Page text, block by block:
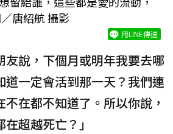
唐紹航 攝影
用LINE傳送
友說，下個月或明年我要去哪
道一定會活到那一天？我們連
在都不知道了。所以你說，
超越死亡？」